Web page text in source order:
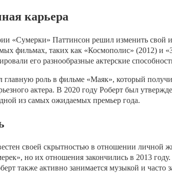
карьера
«Сумерки» Паттинсон решил изменить
фильмах, таких как «Космополис» (2012) и
его разнообразные актерские
главную роль в фильме «Маяк», который
актера. В 2020 году Роберт был
из самых ожидаемых премьер года.
своей скрытностью в отношении личной
но их отношения закончились в 2013
также активно занимается музыкой и часто